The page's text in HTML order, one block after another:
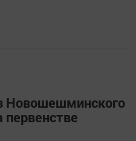
Новошешминского
первенстве